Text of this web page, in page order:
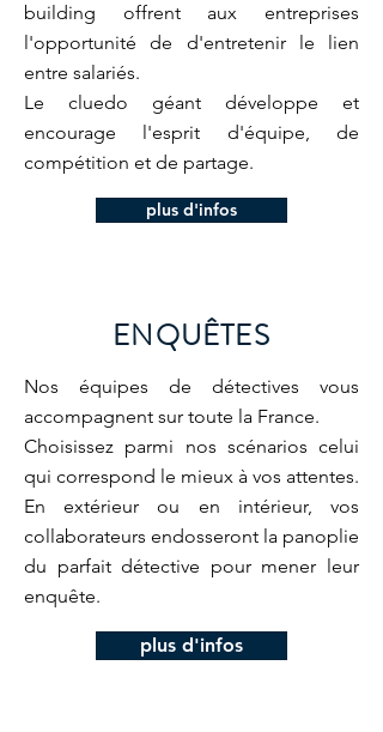
building offrent aux entreprises
l'opportunité de d'entretenir le lien
entre salariés.
Le cluedo géant développe et
encourage l'esprit d'équipe, de
compétition et de partage.
plus d'infos
ENQUÊTES
Nos équipes de détectives vous
accompagnent sur toute la France.
Choisissez parmi nos scénarios celui
qui correspond le mieux à vos attentes.
En extérieur ou en intérieur, vos
collaborateurs endosseront la panoplie
du parfait détective pour mener leur
enquête.
plus d'infos